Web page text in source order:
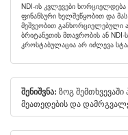
NDI-ის კვლევები
ფინანსური ხელშეწყობით და
მეშვეობით განხორციელებული
ბრიტანეთის მთავრობის ან
კროსტაბულაცია არ იძლევა
შენიშვნა: ზოგ
მეათედების და